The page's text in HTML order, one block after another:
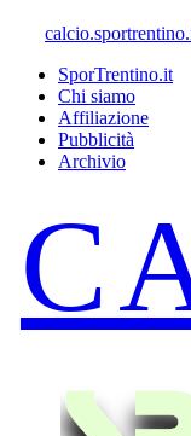
SporTrentino.it
Chi siamo
Affiliazione
Pubblicità
Archivio